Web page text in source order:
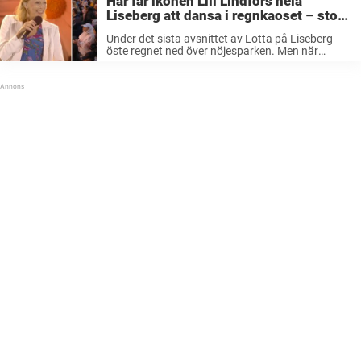
Liseberg att dansa i regnkaoset – stora
jublet när hon river av klassikern
Under det sista avsnittet av Lotta på Liseberg
öste regnet ned över nöjesparken. Men när